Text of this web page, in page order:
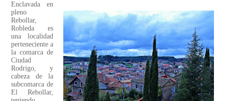
Enclavada en
pleno
Rebollar,
Robleda es
una localidad
perteneciente a
la comarca de
Ciudad
Rodrigo, y
cabeza de la
subcomarca de
El Rebollar,